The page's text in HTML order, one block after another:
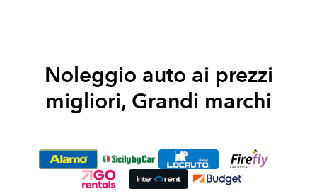
Noleggio auto ai prezzi
migliori, Grandi marchi